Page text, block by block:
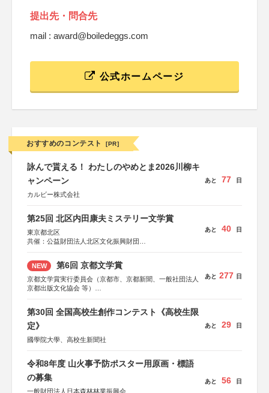
提出先・問合先
mail : award@boiledeggs.com
公式ホームページ
おすすめのコンテスト [PR]
詠んで貰える！ わたしのやめとま2026川柳キ
ャンペーン
カルビー株式会社
あと 77 日
第25回 北区内田康夫ミステリー文学賞
東京都北区
共催：公益財団法人北区文化振興財団
協賛：株式会社実業之日本社
あと 40 日
NEW 第6回 京都文学賞
京都文学賞実行委員会（京都市、京都新聞、一般社団法人
京都出版文化協会 等）
KADOKAWA、河出書房新社、幻冬舎、講談社、光文社、
集英社、小学館、祥伝社、新潮社、淡交社、ちいさいミシ
マ社、徳間書店、早川書房、PHP研究所、双葉社、文藝春
あと 277 日
第30回 全国高校生創作コンテスト《高校生限
定》
國學院大學、高校生新聞社
あと 29 日
令和8年度 山火事予防ポスター用原画・標語
の募集
一般財団法人日本森林林業振興会
あと 56 日